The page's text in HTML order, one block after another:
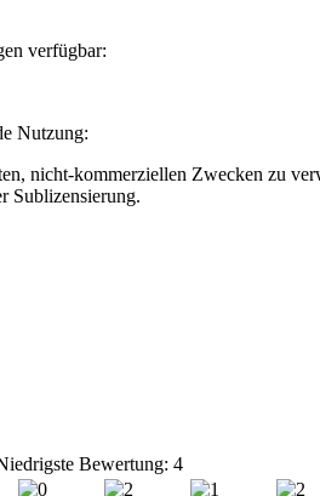
verfügbar:
Nutzung:
nicht-kommerziellen Zwecken zu
Sublizensierung.
Bewertung: 4